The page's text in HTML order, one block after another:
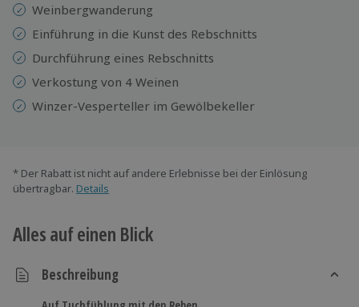
Weinbergwanderung
Einführung in die Kunst des Rebschnitts
Durchführung eines Rebschnitts
Verkostung von 4 Weinen
Winzer-Vesperteller im Gewölbekeller
* Der Rabatt ist nicht auf andere Erlebnisse bei der Einlösung
übertragbar. Details
Alles auf einen Blick
Beschreibung